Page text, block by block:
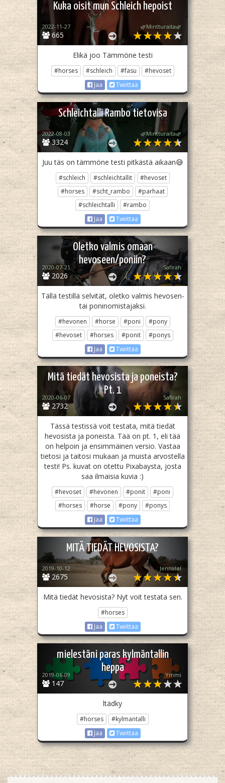
Kuka oisit mun Schleich hepoist
665
2022-11-27 🌿Mintturaita🌿
Elikä joo Tämmöne testi
#horses #schleich #fasu
#hevoset
Jaa
Twiittaa
Schleichtalli Rambo tietovisa
3324
2022-08-03 🌿Mintturaita🌿
Juu täs on tämmöne testi pitkästä aikaan😅
#schleich #schleichtallit
#hevoset
#horses
#scht_rambo
#parhaat
#schleichtalli
#rambo
Jaa
Twiittaa
Oletko valmis omaan
hevoseen/poniin?
2026
2020-07-21 Safirah
Tällä testillä selvität, oletko valmis hevosen-
tai poninomistajaksi.
#hevonen #horse #poni
#pony
#hevoset
#horses #ponit
#ponys
Jaa
Twiittaa
Mitä tiedät hevosista ja poneista?
Pt. 1
2732
2020-06-07 Safirah
Tässä testissä voit testata, mitä tiedät
hevosista ja poneista. Tää on pt. 1, eli tää
on helpoin ja ensimmäinen versio. Vastaa
tietosi ja taitosi mukaan ja muista arvostella
testi! Ps. kuvat on otettu Pixabaysta, josta
saa ilmaisia kuvia :)
#hevoset #hevonen #ponit
#poni
#horses
#horse #pony
#ponys
Jaa
Twiittaa
MITÄ TIEDÄT HEVOSISTA?
2675
2019-10-12 Jennaløl
Mitä tiedät hevosista? Nyt voit testata sen.
#horses
Jaa
Twiittaa
mielestäni paras kylmäntallin
heppa
147
2019-06-09 Ymmi
ltädky
#horses
#kylmantalli
Jaa
Twiittaa